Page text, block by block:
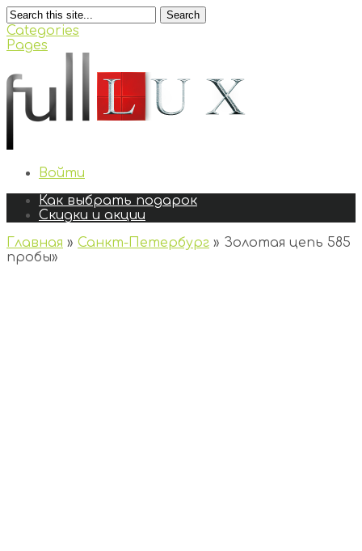
Search
Categories
Pages
Войти
Как выбрать подарок
Скидки и акции
Главная » Санкт-Петербург » Золотая цепь 585
пробы»